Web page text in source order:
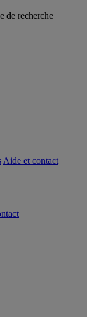
de recherche
Aide et contact